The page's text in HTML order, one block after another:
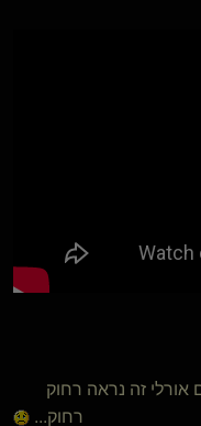
זה נראה רחוק
רחוק...